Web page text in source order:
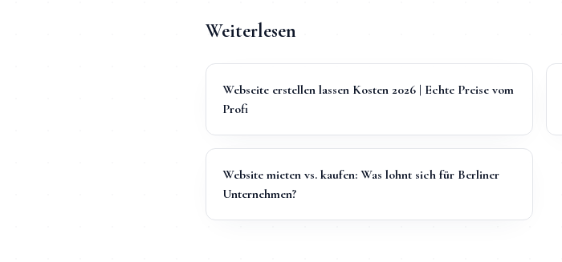
Weiterlesen
Webseite erstellen lassen Kosten 2026 | Echte Preise vom
Profi
Website mieten vs. kaufen: Was lohnt sich für Berliner
Unternehmen?